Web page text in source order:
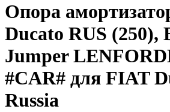
Опора
Ducato RUS (250),
Jumper
#CAR# для FIAT
Russia